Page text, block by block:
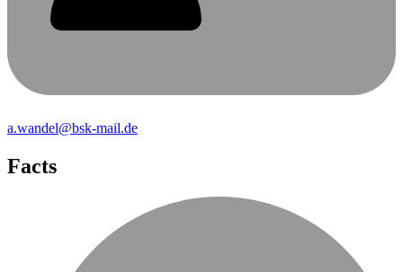
a.wandel@bsk-mail.de
Facts